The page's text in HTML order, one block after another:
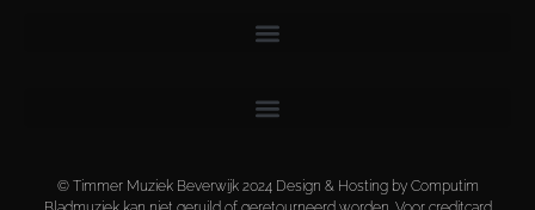
© Timmer Muziek Beverwijk 2024 Design & Hosting by Computim